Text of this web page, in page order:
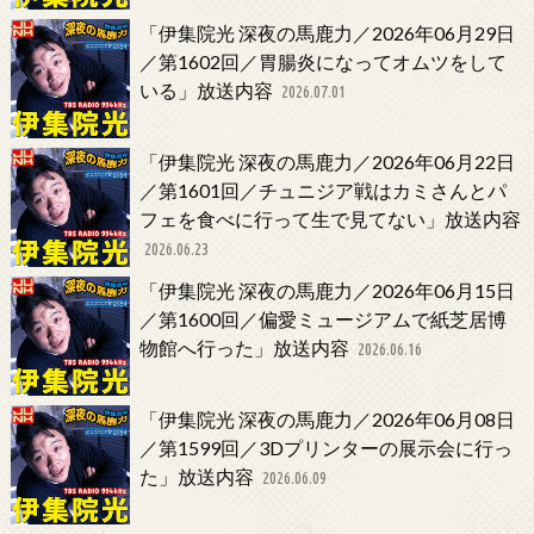
「伊集院光 深夜の馬鹿力／2026年06月29日
／第1602回／胃腸炎になってオムツをして
いる」放送内容 2026.07.01
「伊集院光 深夜の馬鹿力／2026年06月22日
／第1601回／チュニジア戦はカミさんとパ
フェを食べに行って生で見てない」放送内容
2026.06.23
「伊集院光 深夜の馬鹿力／2026年06月15日
／第1600回／偏愛ミュージアムで紙芝居博
物館へ行った」放送内容 2026.06.16
「伊集院光 深夜の馬鹿力／2026年06月08日
／第1599回／3Dプリンターの展示会に行っ
た」放送内容 2026.06.09